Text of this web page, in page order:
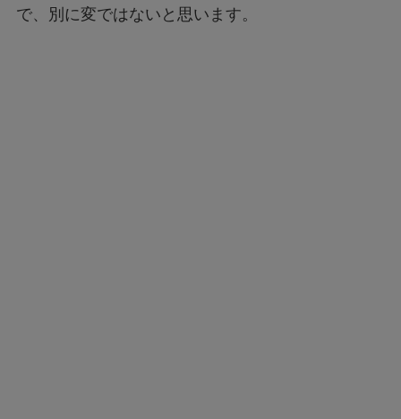
で、別に変ではないと思います。